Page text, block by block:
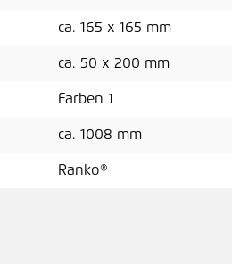
ca. 165 x 165 mm
ca. 50 x 200 mm
Farben 1
ca. 1008 mm
Ranko®